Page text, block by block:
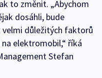
to změnit. „Abychom
dosáhli, bude
velmi důležitých faktorů
elektromobil,“ říká
Stefan